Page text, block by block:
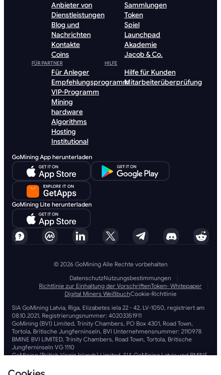
Anbieter von
Dienstleistungen
Blog und
Nachrichten
Kontakte
Coins
Sammlungen
Token
Spiel
Launchpad
Akademie
Jacob & Co.
FÜR PARTNER
Für Anleger
Empfehlungsprogramm
VIP-Programm
Mining
hardware
Algorithms
Hosting
Institutional
HILFE
Hilfe für Kunden
Mitarbeiterüberprüfung
GoMining App herunterladen
GoMining Lite herunterladen
© 2026 GoMining Alle Rechte vorbehalten
DatenschutzNutzungsbestimmungen
Richtlinie zur Einhaltung der VorschriftenToken- Whitepaper
Digital Miners WeißbuchCookie-Richtlinie
SIA GoMining Latvia, Rīga, Elizabetes iela 22 - 42, LV-1050, registriert am
08.10.2021, Registrierungsnummer: 40203351911
GoMining (BVI) Limited, Trinity Chambers, PO Box 4301, Road Town,
Tortola, Britische Jungferninseln, BVI Unternehmensnummer: 2110978
BMINE BVI LIMITED, Trinity Chambers, Road Town, Tortola, Britische
Jungferninseln VG 1110
GoMining (British Virgin Islands) Limited, SIA GoMining Latvia und BMINE
Gesetzen und Vorschriften und sind fest entschlossen, Geldwäsche,